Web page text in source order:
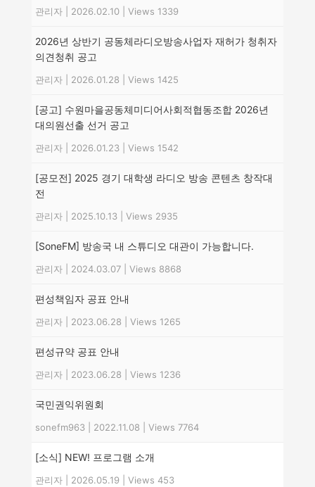
관리자 2026.02.10 Views 1339
2026년 상반기 공동체라디오방송사업자 재허가 청취자
의견청취 공고
관리자 2026.01.28 Views 1425
[공고] 수원마을공동체미디어사회적협동조합 2026년
대의원선출 선거 공고
관리자 2026.01.23 Views 1542
[공모전] 2025 경기 대학생 라디오 방송 콘텐츠 창작대
전
관리자 2025.10.13 Views 2935
[SoneFM] 방송국 내 스튜디오 대관이 가능합니다.
관리자 2024.03.07 Views 8868
편성책임자 공표 안내
관리자 2023.06.28 Views 1265
편성규약 공표 안내
관리자 2023.06.28 Views 1236
국민권익위원회
sonefm963 2022.11.08 Views 7764
[소식] NEW! 프로그램 소개
관리자 2026.05.19 Views 453